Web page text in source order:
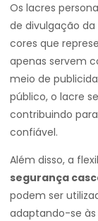
Os lacres
de divulgação
cores que
apenas servem
meio de
público, o lacre
contribuindo
confiável.
Além disso, a
segurança
podem ser
adaptando-se às